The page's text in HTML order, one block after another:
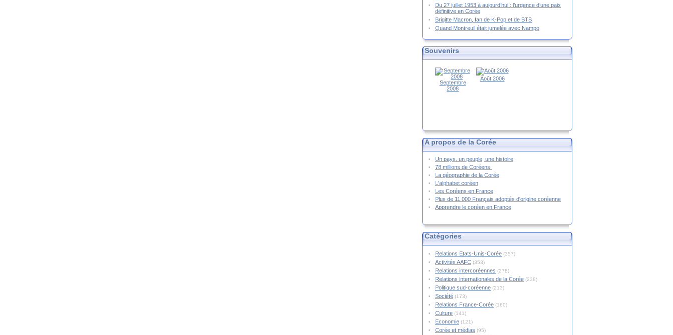
Du 27 juillet 1953 à aujourd’hui : l’urgence d’une paix
définitive en Corée
Brigitte Macron, fan de K-Pop et de BTS
Quand Montreuil était jumelée avec Nampo
Souvenirs
Septembre
2008
Août 2006
A propos de la Corée
Un pays, un peuple, une histoire
78 millions de Coréens
La géographie de la Corée
L'alphabet coréen
Les Coréens en France
Plus de 11.000 Français adoptés d'origine coréenne
Apprendre le coréen en France
Catégories
Relations Etats-Unis-Corée (357)
Activités AAFC (353)
Relations intercoréennes (278)
Relations internationales de la Corée (238)
Politique sud-coréenne (213)
Société (173)
Relations France-Corée (160)
Culture (141)
Economie (121)
Corée et médias (95)